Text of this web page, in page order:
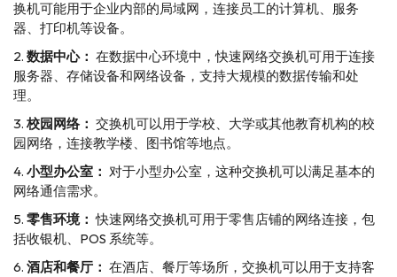
换机可能用于企业内部的局域网，连接员工的计算机、服务
器、打印机等设备。
数据中心： 在数据中心环境中，快速网络交换机可用于连接
服务器、存储设备和网络设备，支持大规模的数据传输和处
理。
校园网络： 交换机可以用于学校、大学或其他教育机构的校
园网络，连接教学楼、图书馆等地点。
小型办公室： 对于小型办公室，这种交换机可以满足基本的
网络通信需求。
零售环境： 快速网络交换机可用于零售店铺的网络连接，包
括收银机、POS 系统等。
酒店和餐厅： 在酒店、餐厅等场所，交换机可以用于支持客